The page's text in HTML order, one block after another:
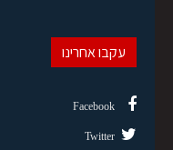
עקבו אחרינו
Facebook
Twitter